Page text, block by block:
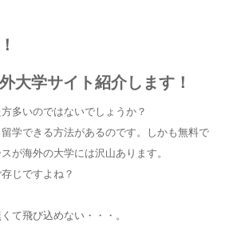
大学サイト紹介します！
多いのではないでしょうか？
学できる方法があるのです。しかも無料で
が海外の大学には沢山あります。
じですよね？
て飛び込めない・・・。